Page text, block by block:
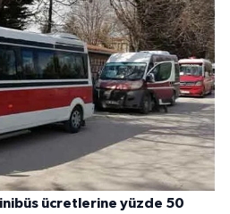
ücretlerine yüzde 50